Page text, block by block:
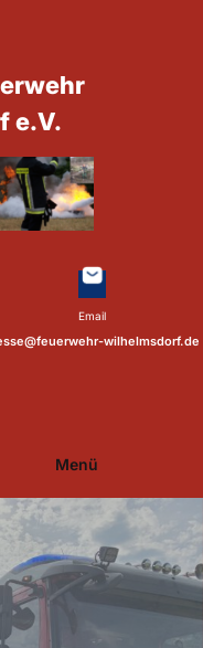
e.V.
Email
wilhelmsdorf.de
Menü